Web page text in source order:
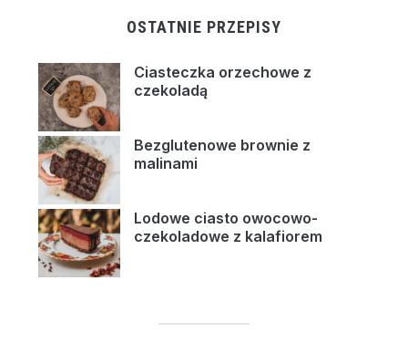
OSTATNIE PRZEPISY
Ciasteczka orzechowe z
czekoladą
Bezglutenowe brownie z
malinami
Lodowe ciasto owocowo-
czekoladowe z kalafiorem